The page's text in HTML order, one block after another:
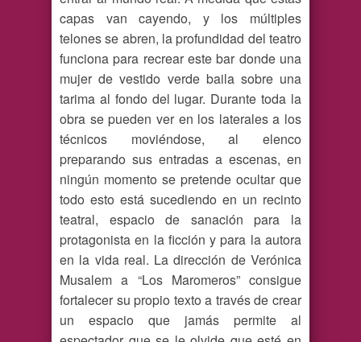
capas van cayendo, y los múltiples
telones se abren, la profundidad del teatro
funciona para recrear este bar donde una
mujer de vestido verde baila sobre una
tarima al fondo del lugar. Durante toda la
obra se pueden ver en los laterales a los
técnicos moviéndose, al elenco
preparando sus entradas a escenas, en
ningún momento se pretende ocultar que
todo esto está sucediendo en un recinto
teatral, espacio de sanación para la
protagonista en la ficción y para la autora
en la vida real. La dirección de Verónica
Musalem a “Los Maromeros” consigue
fortalecer su propio texto a través de crear
un espacio que jamás permite al